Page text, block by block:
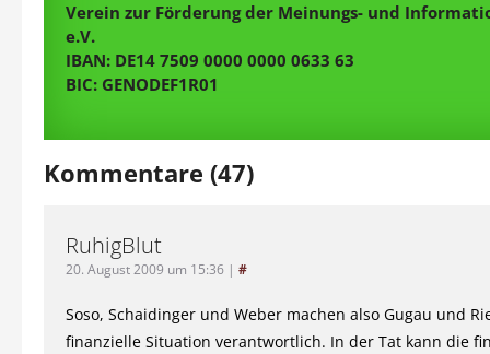
Verein zur Förderung der Meinungs- und
e.V.
IBAN: DE14 7509 0000 0000 0633 63
BIC: GENODEF1R01
Kommentare (47)
RuhigBlut
20. August 2009 um 15:36 | #
Soso, Schaidinger und Weber machen also Gugau und
finanzielle Situation verantwortlich. In der Tat kann die